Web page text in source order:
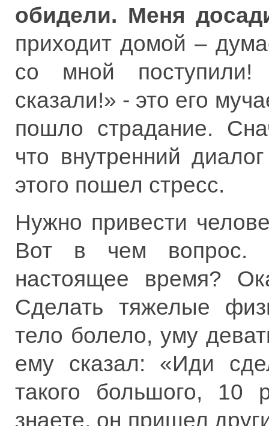
обидели. Меня
приходит домой –
со мной
сказали!» - это его
пошло страдание.
что внутренний
этого пошел стресс.
Нужно привести
Вот в чем вопрос.
настоящее время?
Сделать тяжелые
тело болело, уму
ему сказал: «Иди
такого большого,
знаете, он пришел